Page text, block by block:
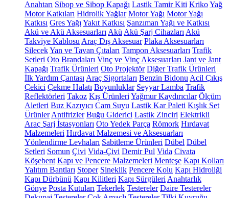
Anahtarı Sibop ve Sibop Kapağı Lastik Tamir Kiti KrikoYağ
Motor Katkıları Hidrolik Yağlar Motor Yağı Motor Yağı
Katkısı Gres Yağı Yakıt Katkısı Şanzıman Yağı ve Katkısı
Akü ve Akü Aksesuarları Akü Akü Şarj Cihazları Akü
Takviye Kablosu Araç Dış Aksesuar Plaka Aksesuarları
SilecekYan ve Tavan Çıtaları Tampon Aksesuarları Trafik
Setleri Oto Brandaları Vinç ve Vinç Aksesuarları Jant ve Jant
Kapağı Trafik Ürünleri Oto Projektör Diğer Trafik Ürünleri
İlk Yardım Çantası Araç Sigortaları Benzin Bidonu Acil Çıkış
Çekici Çekme Halatı Boyunluklar Seyyar Lamba Trafik
Reflektörleri Takoz Kış Ürünleri Yağmur Kaydırıcılar Ölçüm
Aletleri Buz Kazıyıcı Cam Suyu Lastik Kar Paleti Kışlık Set
Ürünler Antifrizler Buğu Giderici Lastik Zinciri Elektrikli
Araç Şarj İstasyonları Oto Yedek Parça Römork Hırdavat
Malzemeleri Hırdavat Malzemesi ve Aksesuarları
Yönlendirme Levhaları Sabitleme Ürünleri Dübel Dübel
Setleri Somun Çivi Vida-Çivi Demir Pul Vida Civata
Köşebent Kapı ve Pencere Malzemeleri Menteşe Kapı Kolları
Yalıtım Bantları Stoper Sineklik Pencere Kolu Kapı Hidroliği
Kapı Dürbünü Kapı Kilitleri Kapı Sürgüleri Anahtarlık
Gönye Posta Kutuları Tekerlek Testereler Daire Testereler